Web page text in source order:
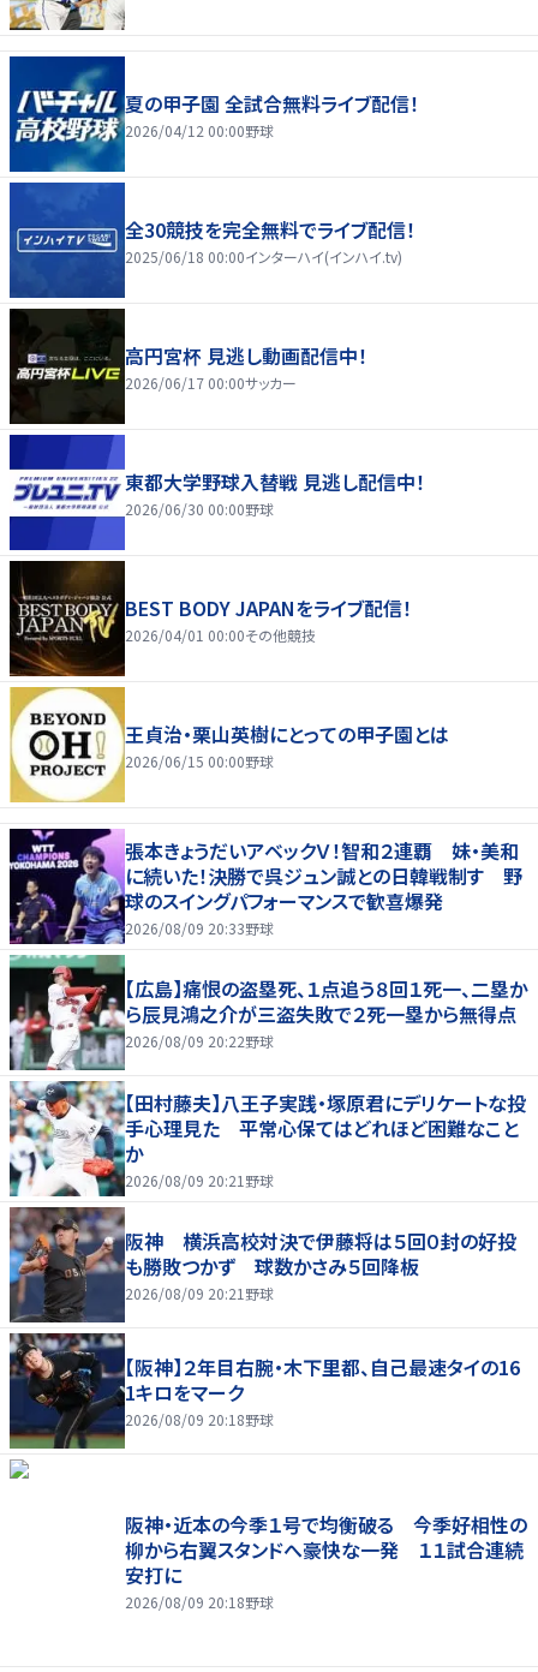
夏の甲子園 全試合無料ライブ配信！
2026/04/12 00:00野球
全30競技を完全無料でライブ配信！
2025/06/18 00:00インターハイ(インハイ.tv)
高円宮杯 見逃し動画配信中！
2026/06/17 00:00サッカー
東都大学野球入替戦 見逃し配信中！
2026/06/30 00:00野球
BEST BODY JAPANをライブ配信！
2026/04/01 00:00その他競技
王貞治・栗山英樹にとっての甲子園とは
2026/06/15 00:00野球
張本きょうだいアベックＶ！智和２連覇 妹・美和
に続いた！決勝で呉ジュン誠との日韓戦制す 野
球のスイングパフォーマンスで歓喜爆発
2026/08/09 20:33野球
【広島】痛恨の盗塁死、１点追う８回１死一、二塁か
ら辰見鴻之介が三盗失敗で２死一塁から無得点
2026/08/09 20:22野球
【田村藤夫】八王子実践・塚原君にデリケートな投
手心理見た 平常心保てはどれほど困難なこと
か
2026/08/09 20:21 野球
阪神 横浜高校対決で伊藤将は５回０封の好投
も勝敗つかず 球数かさみ５回降板
2026/08/09 20:21 野球
【阪神】２年目右腕・木下里都、自己最速タイの16
1キロをマーク
2026/08/09 20:18野球
阪神・近本の今季１号で均衡破る 今季好相性の
柳から右翼スタンドへ豪快な一発 １１試合連続
安打に
2026/08/09 20:18野球